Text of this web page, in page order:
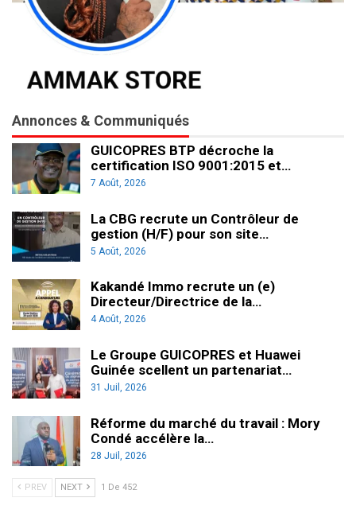
Annonces & Communiqués
GUICOPRES BTP décroche la
certification ISO 9001:2015 et…
7 Août, 2026
La CBG recrute un Contrôleur de
gestion (H/F) pour son site…
5 Août, 2026
Kakandé Immo recrute un (e)
Directeur/Directrice de la…
4 Août, 2026
Le Groupe GUICOPRES et Huawei
Guinée scellent un partenariat…
31 Juil, 2026
Réforme du marché du travail : Mory
Condé accélère la…
28 Juil, 2026
PREV NEXT 1 De 452